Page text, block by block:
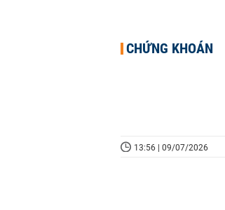
CHỨNG KHOÁN
13:56 | 09/07/2026